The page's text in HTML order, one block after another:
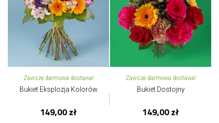
Zawsze darmowa dostawa!
Bukiet Eksplozja Kolorów
149,00 zł
Zawsze darmowa dostawa!
Bukiet Dostojny
149,00 zł